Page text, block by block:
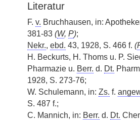
Literatur
F. v. Bruchhausen, in:
381-83 (W, P);
Nekr., ebd. 43, 1928, S. 466 f. (
H. Beckurts, H. Thoms u. P.
Pharmazie u. Berr. d. Dt.
1928, S. 273-76;
W. Schulemann, in: Zs. f.
S. 487 f.;
C. Mannich, in: Berr. d. Dt.